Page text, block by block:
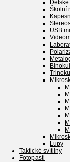
Školní
USB
Lupy
Taktické svítilny
Fotopasti